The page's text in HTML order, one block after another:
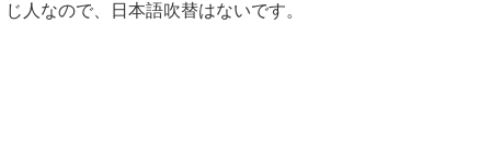
じ人なので、日本語吹替はないです。